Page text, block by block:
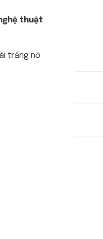
thuật
trắng nở